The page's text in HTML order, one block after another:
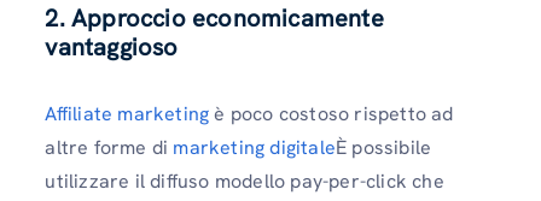
2. Approccio economicamente
vantaggioso
Affiliate marketingè poco costoso rispetto ad
altre forme di marketing digitaleÈ possibile
utilizzare il diffuso modello pay-per-click che